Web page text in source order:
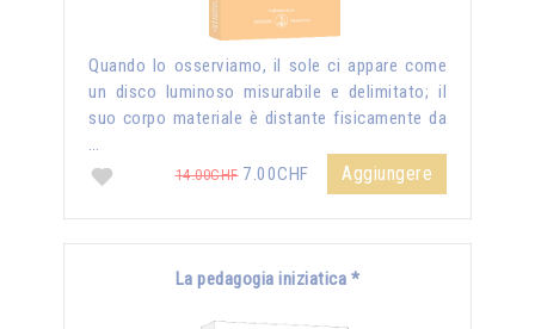
Quando lo osserviamo, il sole ci appare come
un disco luminoso misurabile e delimitato; il
suo corpo materiale è distante fisicamente da
…
14.00CHF7.00CHF Aggiungere
La pedagogia iniziatica *